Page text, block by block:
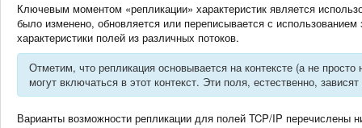
Ключевым моментом «репликации» характеристик является
было изменено, обновляется или переписывается с
характеристики полей из различных потоков.
Отметим, что репликация основывается на контексте (а не
могут включаться в этот контекст. Эти поля, естественно,
Варианты возможности репликации для полей TCP/IP перечислены